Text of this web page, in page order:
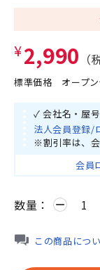
¥2,990 （
標準価格 オープ
✓ 会社名・屋
法人会員登録/
※割引率は、会
会員
数量： remove
この商品につ